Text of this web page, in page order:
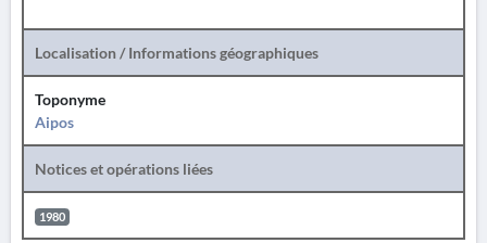
Localisation / Informations géographiques
Toponyme
Aipos
Notices et opérations liées
1980